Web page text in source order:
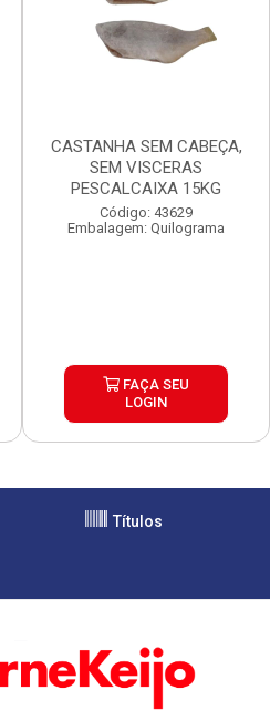
CASTANHA SEM CABEÇA,
SEM VISCERAS
PESCALCAIXA 15KG
Código: 43629
Embalagem: Quilograma
FAÇA SEU
LOGIN
Títulos